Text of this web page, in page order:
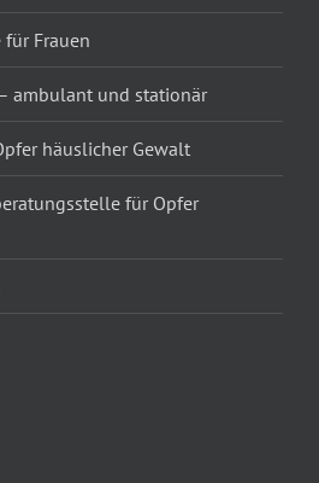
Frauen
ambulant und stationär
häuslicher Gewalt
für Opfer